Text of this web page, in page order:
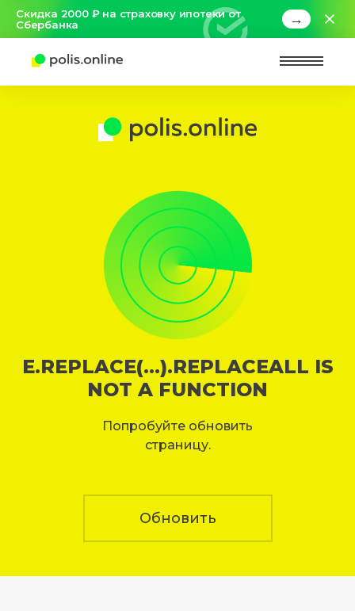
Скидка 2000 ₽ на страховку ипотеки от
Сбербанка
→
E.REPLACE(...).REPLACEALL IS
NOT A FUNCTION
Попробуйте обновить
страницу.
Обновить